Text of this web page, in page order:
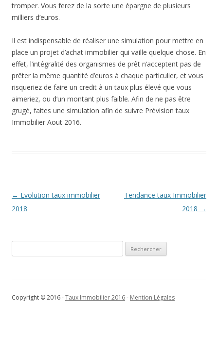
tromper. Vous ferez de la sorte une épargne de plusieurs
milliers d’euros.
Il est indispensable de réaliser une simulation pour mettre en
place un projet d’achat immobilier qui vaille quelque chose. En
effet, l’intégralité des organismes de prêt n’acceptent pas de
prêter la même quantité d’euros à chaque particulier, et vous
risqueriez de faire un credit à un taux plus élevé que vous
aimeriez, ou d’un montant plus faible. Afin de ne pas être
grugé, faites une simulation afin de suivre Prévision taux
Immobilier Aout 2016.
Navigation
des
← Evolution taux immobilier
2018
Tendance taux Immobilier
2018 →
Copyright © 2016 -Taux Immobilier 2016- Mention Légales